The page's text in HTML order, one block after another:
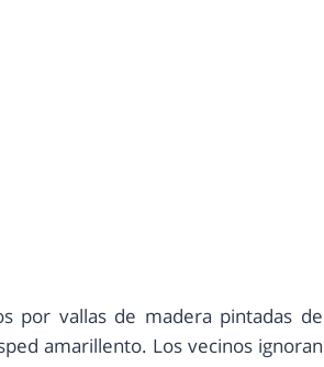
por vallas de madera pintadas de
amarillento. Los vecinos ignoran